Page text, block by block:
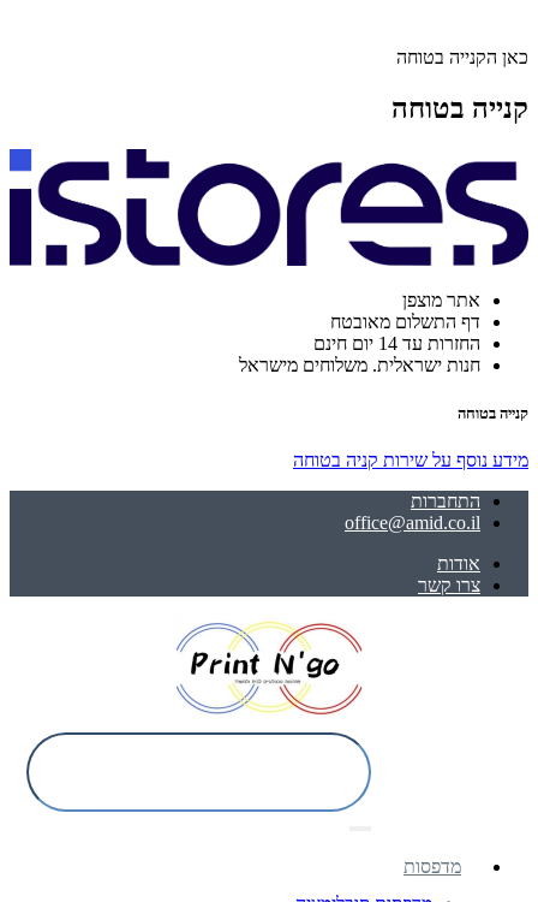
כאן הקנייה בטוחה
קנייה בטוחה
אתר מוצפן
דף התשלום מאובטח
החזרות עד 14 יום חינם
חנות ישראלית. משלוחים מישראל
קנייה בטוחה
מידע נוסף על שירות קניה בטוחה
התחברות
office@amid.co.il
אודות
צרו קשר
מדפסות